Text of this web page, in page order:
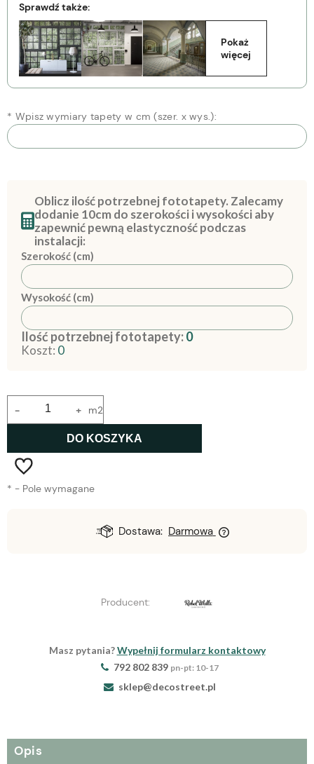
Sprawdź także:
Pokaż
więcej
* Wpisz wymiary tapety w cm (szer. x wys.):
Oblicz ilość potrzebnej fototapety. Zalecamy
dodanie 10cm do szerokości i wysokości aby
zapewnić pewną elastyczność podczas
instalacji:
Szerokość (cm)
Wysokość (cm)
Ilość potrzebnej fototapety:0
Koszt: 0
+
- m2
DO KOSZYKA
* - Pole wymagane
Dostawa: Darmowa
Producent:
Masz pytania?Wypełnij formularz kontaktowy
792 802 839 pn-pt: 10-17
sklep@decostreet.pl
Opis